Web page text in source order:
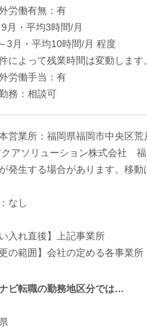
労働有無：有
月・平均3時間/月
3月・平均10時間/月 程度
によって残業時間は変動します。
労働手当：有
務：相談可
営業所：福岡県福岡市中央区
アソリューション株式会社 福
発生する場合があります。移
なし
入れ直後】上記事業所
の範囲】会社の定める各事業所
ビ転職の勤務地区分では…